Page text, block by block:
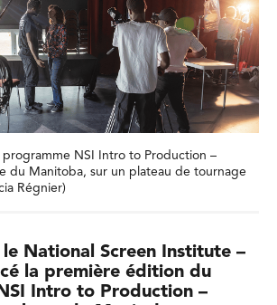
programme NSI Intro to Production –
du Manitoba, sur un plateau de tournage
Régnier)
National Screen Institute –
la première édition du
Intro to Production –